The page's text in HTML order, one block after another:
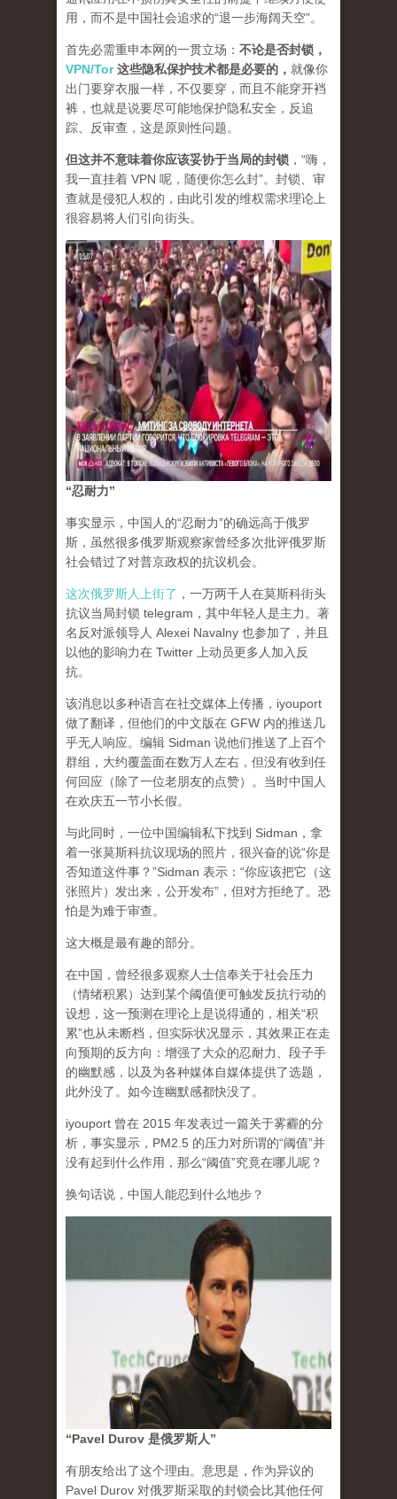
用，而不是中国社会追求的“退一步海阔天空”。
首先必需重申本网的一贯立场： 不论是否封锁，
VPN/Tor这些隐私保护技术都是必要的， 就像你
出门要穿衣服一样，不仅要穿，而且不能穿开裆
裤，也就是说要尽可能地保护隐私安全，反追
踪、反审查，这是原则性问题。
但这并不意味着你应该妥协于当局的封锁 ，“嗨，
我一直挂着 VPN 呢，随便你怎么封”。封锁、审
查就是侵犯人权的，由此引发的维权需求理论上
很容易将人们引向街头。
“忍耐力”
事实显示，中国人的“忍耐力”的确远高于俄罗
斯，虽然很多俄罗斯观察家曾经多次批评俄罗斯
社会错过了对普京政权的抗议机会。
这次俄罗斯人上街了 ，一万两千人在莫斯科街头
抗议当局封锁 telegram，其中年轻人是主力。著
名反对派领导人 Alexei Navalny 也参加了，并且
以他的影响力在 Twitter 上动员更多人加入反
抗。
该消息以多种语言在社交媒体上传播，iyouport
做了翻译，但他们的中文版在 GFW 内的推送几
乎无人响应。编辑 Sidman 说他们推送了上百个
群组，大约覆盖面在数万人左右，但没有收到任
何回应（除了一位老朋友的点赞）。当时中国人
在欢庆五一节小长假。
与此同时，一位中国编辑私下找到 Sidman，拿
着一张莫斯科抗议现场的照片，很兴奋的说“你是
否知道这件事？”Sidman 表示：“你应该把它（这
张照片）发出来，公开发布”，但对方拒绝了。恐
怕是为难于审查。
这大概是最有趣的部分。
在中国，曾经很多观察人士信奉关于社会压力
（情绪积累）达到某个阈值便可触发反抗行动的
设想，这一预测在理论上是说得通的，相关“积
累”也从未断档，但实际状况显示，其效果正在走
向预期的反方向：增强了大众的忍耐力、段子手
的幽默感，以及为各种媒体自媒体提供了选题，
此外没了。如今连幽默感都快没了。
iyouport 曾在 2015 年发表过一篇关于雾霾的分
析，事实显示，PM2.5 的压力对所谓的“阈值”并
没有起到什么作用，那么“阈值”究竟在哪儿呢？
换句话说，中国人能忍到什么地步？
“Pavel Durov 是俄罗斯人”
有朋友给出了这个理由。意思是，作为异议的
Pavel Durov 对俄罗斯采取的封锁会比其他任何